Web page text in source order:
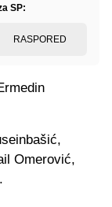
SP:
RASPORED
Omerović,